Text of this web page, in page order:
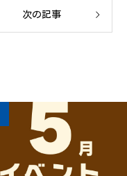
次の記事